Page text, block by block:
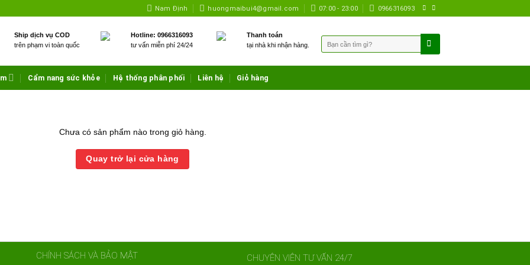
Nam Định huongmaibui4@gmail.com 07:00 - 23:00 0966316093
Ship dịch vụ COD
trên phạm vi toàn quốc
Hotline: 0966316093
tư vấn miễn phí 24/24
Thanh toán
tại nhà khi nhận hàng.
Tìm
kiếm:
Cẩm nang sức khỏe Hệ thống phân phối Liên hệ Giỏ hàng
Chưa có sản phẩm nào trong giỏ hàng.
Quay trở lại cửa hàng
CHÍNH SÁCH VÀ BẢO MẬT CHUYÊN VIÊN TƯ VẤN 24/7